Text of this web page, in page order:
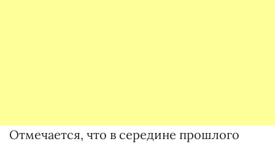
Отмечается, что в середине прошлого